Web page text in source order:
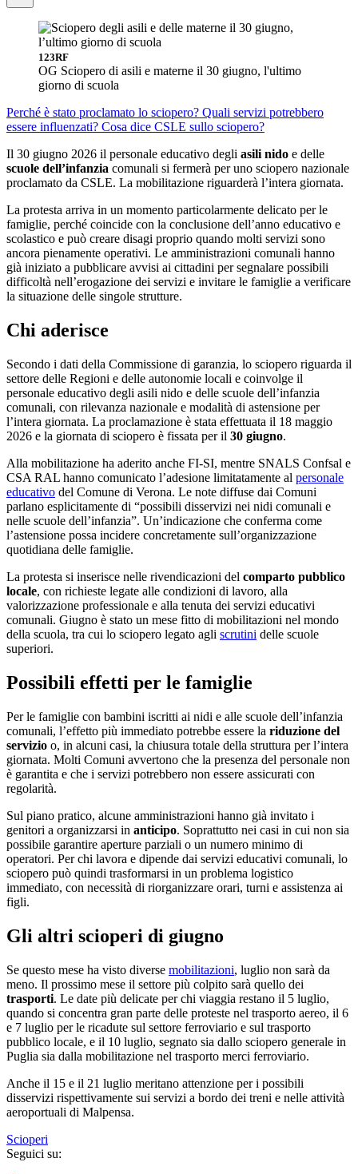
123RF
OG Sciopero di asili e materne il 30 giugno, l'ultimo
giorno di scuola
Perché è stato proclamato lo sciopero? Quali servizi potrebbero
essere influenzati? Cosa dice CSLE sullo sciopero?
Il 30 giugno 2026 il personale educativo degli asili nido e delle
scuole dell’infanzia comunali si fermerà per uno sciopero nazionale
proclamato da CSLE. La mobilitazione riguarderà l’intera giornata.
La protesta arriva in un momento particolarmente delicato per le
famiglie, perché coincide con la conclusione dell’anno educativo e
scolastico e può creare disagi proprio quando molti servizi sono
ancora pienamente operativi. Le amministrazioni comunali hanno
già iniziato a pubblicare avvisi ai cittadini per segnalare possibili
difficoltà nell’erogazione dei servizi e invitare le famiglie a verificare
la situazione delle singole strutture.
Chi aderisce
Secondo i dati della Commissione di garanzia, lo sciopero riguarda il
settore delle Regioni e delle autonomie locali e coinvolge il
personale educativo degli asili nido e delle scuole dell’infanzia
comunali, con rilevanza nazionale e modalità di astensione per
l’intera giornata. La proclamazione è stata effettuata il 18 maggio
2026 e la giornata di sciopero è fissata per il 30 giugno.
Alla mobilitazione ha aderito anche FI-SI, mentre SNALS Confsal e
CSA RAL hanno comunicato l’adesione limitatamente al personale
educativo del Comune di Verona. Le note diffuse dai Comuni
parlano esplicitamente di “possibili disservizi nei nidi comunali e
nelle scuole dell’infanzia”. Un’indicazione che conferma come
l’astensione possa incidere concretamente sull’organizzazione
quotidiana delle famiglie.
La protesta si inserisce nelle rivendicazioni del comparto pubblico
locale, con richieste legate alle condizioni di lavoro, alla
valorizzazione professionale e alla tenuta dei servizi educativi
comunali. Giugno è stato un mese fitto di mobilitazioni nel mondo
della scuola, tra cui lo sciopero legato agli scrutini delle scuole
superiori.
Possibili effetti per le famiglie
Per le famiglie con bambini iscritti ai nidi e alle scuole dell’infanzia
comunali, l’effetto più immediato potrebbe essere la riduzione del
servizio o, in alcuni casi, la chiusura totale della struttura per l’intera
giornata. Molti Comuni avvertono che la presenza del personale non
è garantita e che i servizi potrebbero non essere assicurati con
regolarità.
Sul piano pratico, alcune amministrazioni hanno già invitato i
genitori a organizzarsi in anticipo. Soprattutto nei casi in cui non sia
possibile garantire aperture parziali o un numero minimo di
operatori. Per chi lavora e dipende dai servizi educativi comunali, lo
sciopero può quindi trasformarsi in un problema logistico
immediato, con necessità di riorganizzare orari, turni e assistenza ai
figli.
Gli altri scioperi di giugno
Se questo mese ha visto diverse mobilitazioni, luglio non sarà da
meno. Il prossimo mese il settore più colpito sarà quello dei
trasporti. Le date più delicate per chi viaggia restano il 5 luglio,
quando si concentra gran parte delle proteste nel trasporto aereo, il 6
e 7 luglio per le ricadute sul settore ferroviario e sul trasporto
pubblico locale, e il 10 luglio, segnato sia dallo sciopero generale in
Puglia sia dalla mobilitazione nel trasporto merci ferroviario.
Anche il 15 e il 21 luglio meritano attenzione per i possibili
disservizi rispettivamente sui servizi a bordo dei treni e nelle attività
aeroportuali di Malpensa.
Scioperi
Seguici su: